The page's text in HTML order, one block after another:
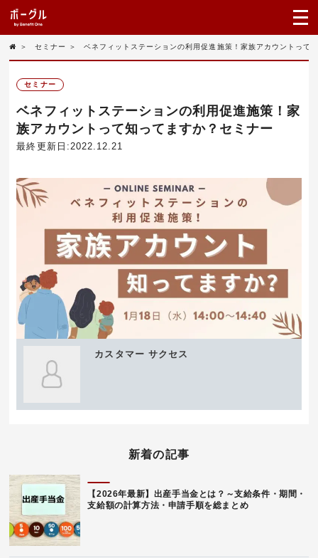
＞ セミナー ＞ ベネフィットステーションの利用促進施策！家族アカウントって
セミナー
ベネフィットステーションの利用促進施策！家
族アカウントって知ってますか？セミナー
最終更新日:2022.12.21
カスタマー サクセス
新着の記事
【2026年最新】出産手当金とは？～支給条件・期間・
支給額の計算方法・申請手順を総まとめ